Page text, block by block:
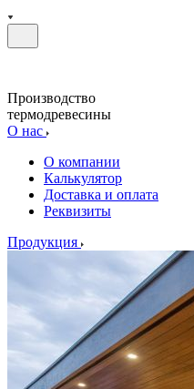
Производство
термодревесины
О нас
О компании
Калькулятор
Доставка и оплата
Реквизиты
Продукция